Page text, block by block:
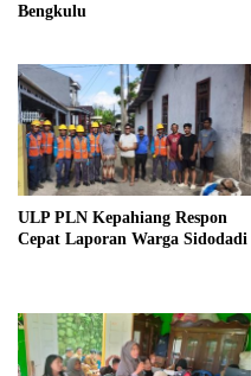
Bengkulu
ULP PLN Kepahiang Respon
Cepat Laporan Warga Sidodadi